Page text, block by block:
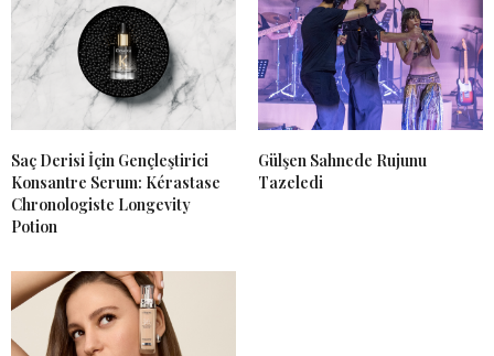
Saç Derisi İçin Gençleştirici
Konsantre Serum: Kérastase
Chronologiste Longevity
Potion
Gülşen Sahnede Rujunu
Tazeledi